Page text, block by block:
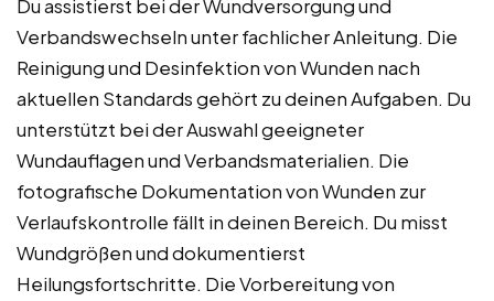
Du assistierst bei der Wundversorgung und
Verbandswechseln unter fachlicher Anleitung. Die
Reinigung und Desinfektion von Wunden nach
aktuellen Standards gehört zu deinen Aufgaben. Du
unterstützt bei der Auswahl geeigneter
Wundauflagen und Verbandsmaterialien. Die
fotografische Dokumentation von Wunden zur
Verlaufskontrolle fällt in deinen Bereich. Du misst
Wundgrößen und dokumentierst
Heilungsfortschritte. Die Vorbereitung von